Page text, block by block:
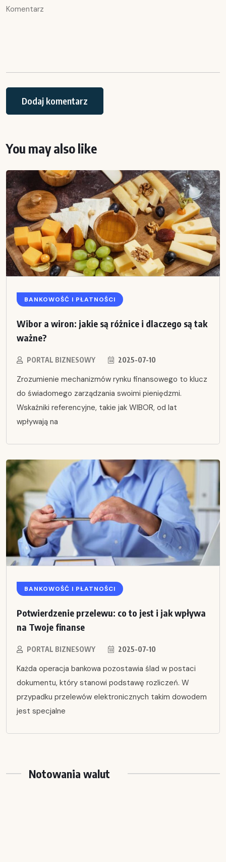
You may also like
BANKOWOŚĆ I PŁATNOŚCI
Wibor a wiron: jakie są różnice i dlaczego są tak
ważne?
PORTAL BIZNESOWY 2025-07-10
Zrozumienie mechanizmów rynku finansowego to klucz
do świadomego zarządzania swoimi pieniędzmi.
Wskaźniki referencyjne, takie jak WIBOR, od lat
wpływają na
BANKOWOŚĆ I PŁATNOŚCI
Potwierdzenie przelewu: co to jest i jak wpływa
na Twoje finanse
PORTAL BIZNESOWY 2025-07-10
Każda operacja bankowa pozostawia ślad w postaci
dokumentu, który stanowi podstawę rozliczeń. W
przypadku przelewów elektronicznych takim dowodem
jest specjalne
Notowania walut